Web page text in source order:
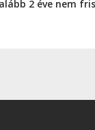
2 éve nem